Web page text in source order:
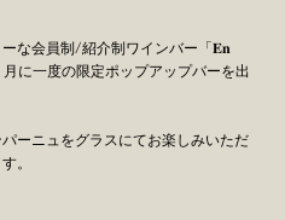
な会員制/紹介制ワインバー「𝐄𝐧
に一度の限定ポップアップバーを出
ーニュをグラスにてお楽しみいただ
。